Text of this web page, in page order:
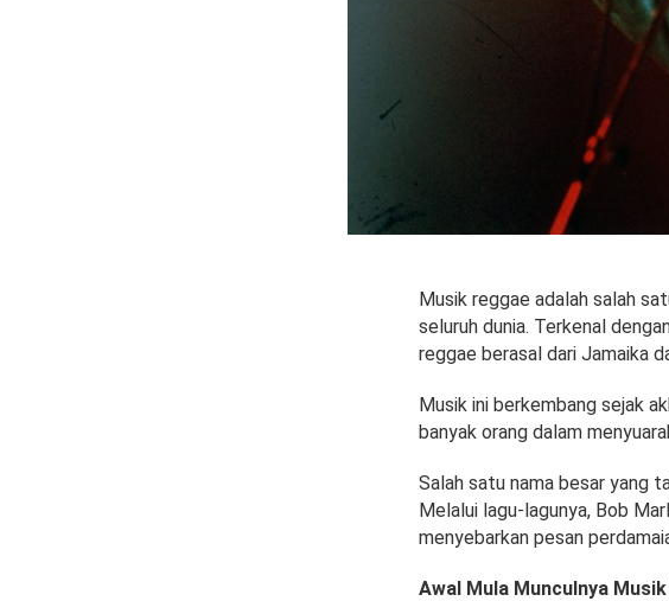
Musik reggae adalah salah
seluruh dunia. Terkenal
reggae berasal dari Jamaika
Musik ini berkembang sejak
banyak orang dalam
Salah satu nama besar yang
Melalui lagu-lagunya, Bob
menyebarkan pesan
Awal Mula Munculnya